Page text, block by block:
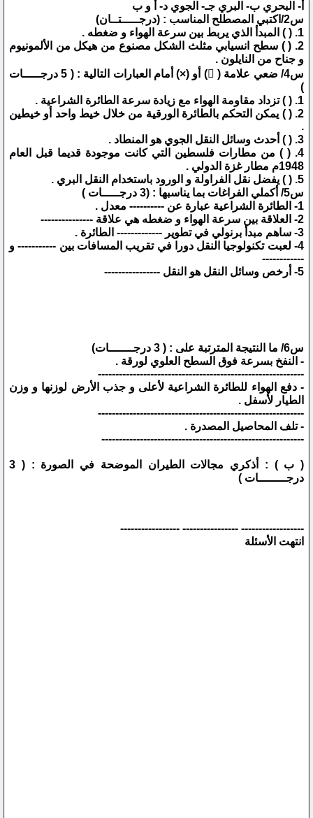
أ‌- البحري ب- البري جـ- الجوي د- أ و ب
س2/اكتبي المصطلح المناسب : (درجـــــتــان)
1. ( ) المبدأ الذي يربط بين سرعة الهواء و ضغطه .
2. ( ) سطح انسيابي مثلث الشكل مصنوع من هيكل من الألمونيوم
و جناح من النايلون .
س4/ ضعي علامة ( ) أو (×) أمام العبارات التالية : ( 5 درجـــــات
)
1. ( ) تزداد مقاومة الهواء مع زيادة سرعة الطائرة الشراعية .
2. ( ) يمكن التحكم بالطائرة الورقية من خلال خيط واحد أو خيطين
.
3. ( ) أحدث وسائل النقل الجوي هو المنطاد .
4. ( ) من مطارات فلسطين التي كانت موجودة قديما قبل العام
1948م مطار غزة الدولي .
5. ( ) يفضل نقل الفراولة و الورود باستخدام النقل البري .
س5/ أكملي الفراغات بما يناسبها : (3 درجـــــات )
1- الطائرة الشراعية عبارة عن ---------- معدل .
2- العلاقة بين سرعة الهواء و ضغطه هي علاقة ---------------
3- ساهم مبدأ برنولي في تطوير ------------- الطائرة .
4- لعبت تكنولوجيا النقل دورا في تقريب المسافات بين ----------- و
------------
5- أرخص وسائل النقل هو النقل ----------------
س6/ ما النتيجة المترتبة على : ( 3 درجـــــــات)
- النفخ بسرعة فوق السطح العلوي لورقة .
-----------------------------------------------------------
- دفع الهواء للطائرة الشراعية لأعلى و جذب الأرض لوزنها و وزن
الطيار لأسفل .
-----------------------------------------------------------
- تلف المحاصيل المصدرة .
----------------------------------------------------------
( ب ) : أذكري مجالات الطيران الموضحة في الصورة : ( 3
درجــــــــات )
------------------ ---------------- -----------------
انتهت الأسئلة